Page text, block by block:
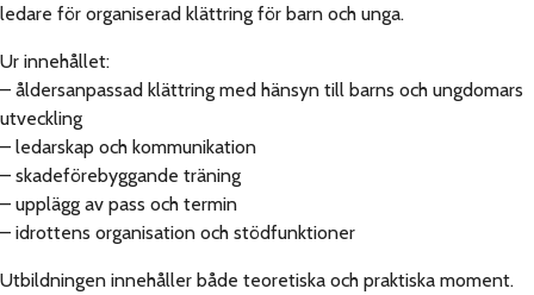
ledare för organiserad klättring för barn och unga.
Ur innehållet:
– åldersanpassad klättring med hänsyn till barns och ungdomars
utveckling
– ledarskap och kommunikation
– skadeförebyggande träning
– upplägg av pass och termin
– idrottens organisation och stödfunktioner
Utbildningen innehåller både teoretiska och praktiska moment.